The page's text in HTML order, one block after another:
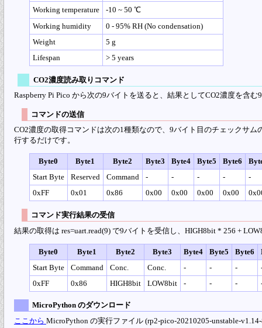
Working temperature
-10 ~ 50 ℃
Working humidity
0 - 95% RH (No condensation)
Weight
5 g
Lifespan
> 5 years
CO2濃度読み取りコマンド
Raspberry Pi Pico から次の9バイトを送ると、結果としてCO2濃度を含
コマンドの送信
CO2濃度の取得コマンドは次の1種類なので、9バイト目のチェックサ
行するだけです。
Byte0 Byte1 Byte2 Byte3 Byte4 Byte5 Byte6
Start Byte
Reserved Command - - - -
-
0xFF
0x01 0x86 0x00 0x00 0x00 0x00
コマンド実行結果の受信
結果の取得は res=uart.read(9) で9バイトを受信し、HIGH8bit * 256 +
Byte0 Byte1 Byte2 Byte3 Byte4 Byte5 Byte6
Start Byte
Command Conc. Conc. - - -
0xFF
0x86 HIGH8bit LOW8bit - - -
MicroPython のダウンロード
ここから MicroPython の実行ファイル (rp2-pico-20210205-unstable-